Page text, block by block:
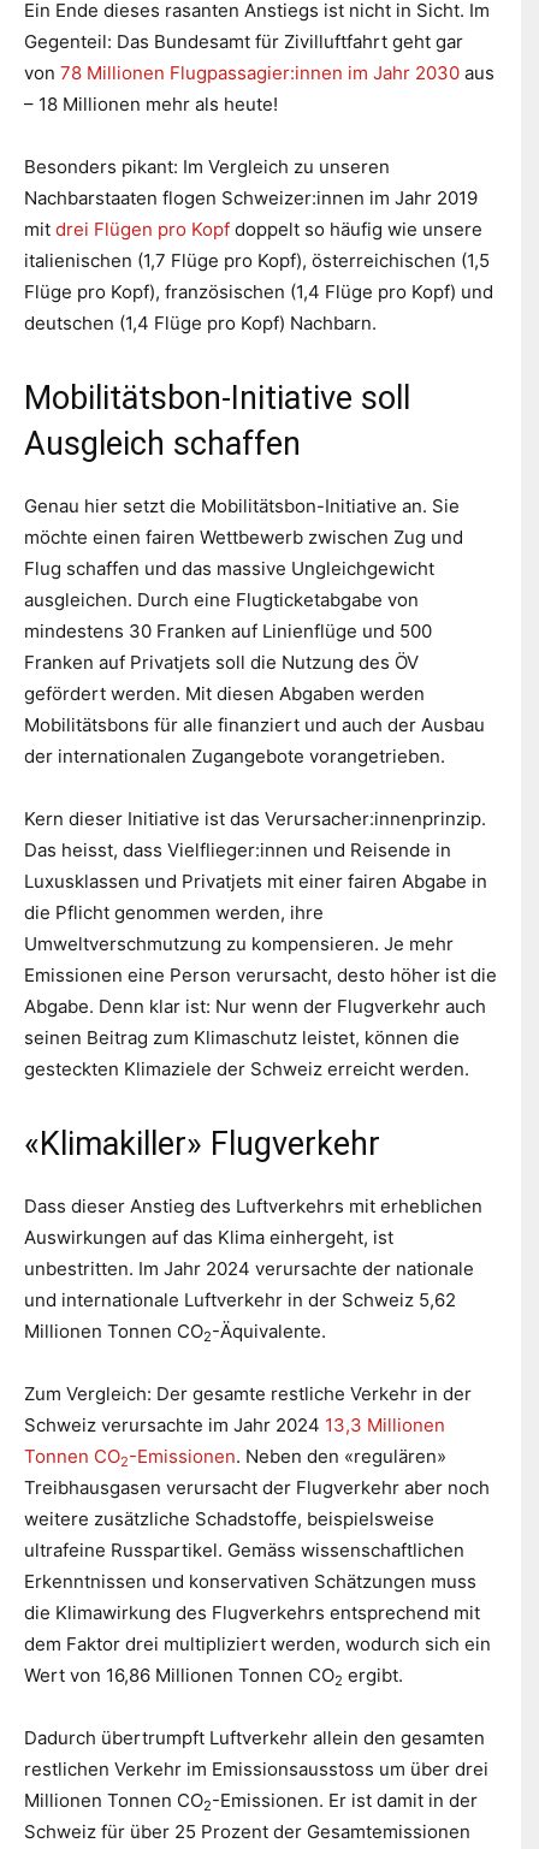
Ein Ende dieses rasanten Anstiegs ist nicht in Sicht. Im
Gegenteil: Das Bundesamt für Zivilluftfahrt geht gar
von 78 Millionen Flugpassagier:innen im Jahr 2030 aus
– 18 Millionen mehr als heute!
Besonders pikant: Im Vergleich zu unseren
Nachbarstaaten flogen Schweizer:innen im Jahr 2019
mit drei Flügen pro Kopf doppelt so häufig wie unsere
italienischen (1,7 Flüge pro Kopf), österreichischen (1,5
Flüge pro Kopf), französischen (1,4 Flüge pro Kopf) und
deutschen (1,4 Flüge pro Kopf) Nachbarn.
Mobilitätsbon-Initiative soll
Ausgleich schaffen
Genau hier setzt die Mobilitätsbon-Initiative an. Sie
möchte einen fairen Wettbewerb zwischen Zug und
Flug schaffen und das massive Ungleichgewicht
ausgleichen. Durch eine Flugticketabgabe von
mindestens 30 Franken auf Linienflüge und 500
Franken auf Privatjets soll die Nutzung des ÖV
gefördert werden. Mit diesen Abgaben werden
Mobilitätsbons für alle finanziert und auch der Ausbau
der internationalen Zugangebote vorangetrieben.
Kern dieser Initiative ist das Verursacher:innenprinzip.
Das heisst, dass Vielflieger:innen und Reisende in
Luxusklassen und Privatjets mit einer fairen Abgabe in
die Pflicht genommen werden, ihre
Umweltverschmutzung zu kompensieren. Je mehr
Emissionen eine Person verursacht, desto höher ist die
Abgabe. Denn klar ist: Nur wenn der Flugverkehr auch
seinen Beitrag zum Klimaschutz leistet, können die
gesteckten Klimaziele der Schweiz erreicht werden.
«Klimakiller» Flugverkehr
Dass dieser Anstieg des Luftverkehrs mit erheblichen
Auswirkungen auf das Klima einhergeht, ist
unbestritten. Im Jahr 2024 verursachte der nationale
und internationale Luftverkehr in der Schweiz 5,62
Millionen Tonnen CO2-Äquivalente.
Zum Vergleich: Der gesamte restliche Verkehr in der
Schweiz verursachte im Jahr 2024 13,3 Millionen
Tonnen CO2-Emissionen. Neben den «regulären»
Treibhausgasen verursacht der Flugverkehr aber noch
weitere zusätzliche Schadstoffe, beispielsweise
ultrafeine Russpartikel. Gemäss wissenschaftlichen
Erkenntnissen und konservativen Schätzungen muss
die Klimawirkung des Flugverkehrs entsprechend mit
dem Faktor drei multipliziert werden, wodurch sich ein
Wert von 16,86 Millionen Tonnen CO2 ergibt.
Dadurch übertrumpft Luftverkehr allein den gesamten
restlichen Verkehr im Emissionsausstoss um über drei
Millionen Tonnen CO2-Emissionen. Er ist damit in der
Schweiz für über 25 Prozent der Gesamtemissionen